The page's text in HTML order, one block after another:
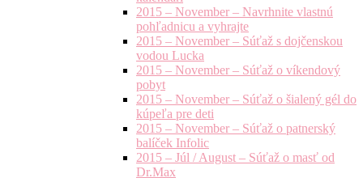
2015 – November – Navrhnite vlastnú
pohľadnicu a vyhrajte
2015 – November – Súťaž s dojčenskou
vodou Lucka
2015 – November – Súťaž o víkendový
pobyt
2015 – November – Súťaž o šialený gél do
kúpeľa pre deti
2015 – November – Súťaž o patnerský
balíček Infolic
2015 – Júl / August – Súťaž o masť od
Dr.Max